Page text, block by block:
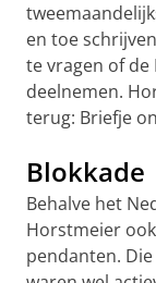
en toe
te vragen of
deelnemen.
terug: Briefje
Blokkade
Behalve het
Horstmeier
pendanten.